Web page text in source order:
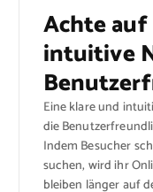
Achte
intuitive
Eine klare und
die
Indem Besucher
suchen, wird ihr
bleiben länger auf